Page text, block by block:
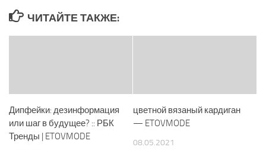
ЧИТАЙТЕ ТАКЖЕ:
Дипфейки: дезинформация
или шаг в будущее? :: РБК
Тренды | ETOVMODE
цветной вязаный кардиган
— ETOVMODE
08.05.2021